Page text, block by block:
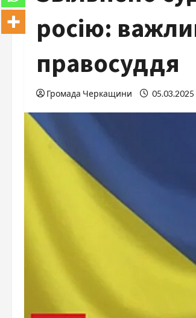
росію:
правосуддя
Громада Черкащини 05.03.2025